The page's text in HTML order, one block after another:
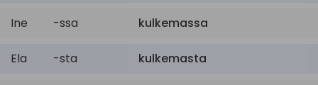
Ine -ssa kulkemassa
Ela -sta kulkemasta